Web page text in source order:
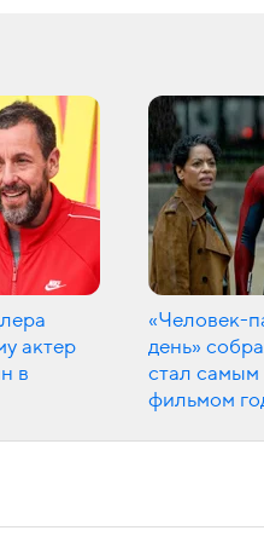
актер
в
«Человек-
день»
стал самым
фильмом